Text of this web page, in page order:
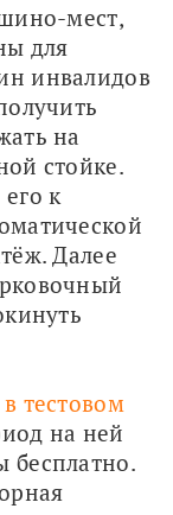
мест,
для
инвалидов
на
стойке.
к
Далее
тестовом
на ней
бесплатно.